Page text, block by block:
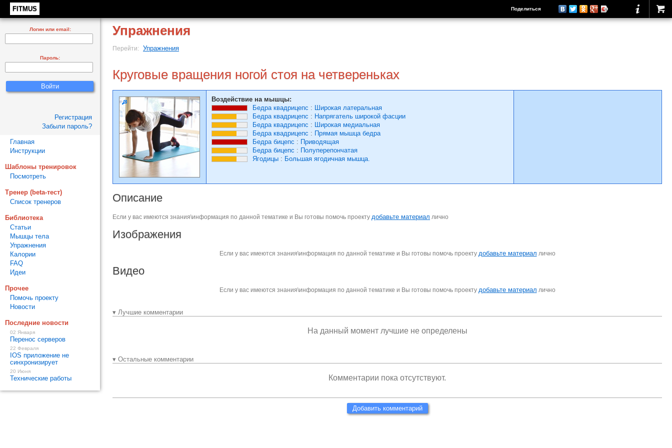
FITMUS Поделиться
Упражнения
Перейти: Упражнения
Круговые вращения ногой стоя на четвереньках
Воздействие на мышцы:
Бедра квадрицепс : Широкая латеральная
Бедра квадрицепс : Напрягатель широкой фасции
Бедра квадрицепс : Широкая медиальная
Бедра квадрицепс : Прямая мышца бедра
Бедра бицепс : Приводящая
Бедра бицепс : Полуперепончатая
Ягодицы : Большая ягодичная мышца.
Описание
Если у вас имеются знания\информация по данной тематике и Вы готовы помочь проекту добавьте материал лично
Изображения
Если у вас имеются знания\информация по данной тематике и Вы готовы помочь проекту добавьте материал лично
Видео
Если у вас имеются знания\информация по данной тематике и Вы готовы помочь проекту добавьте материал лично
▾ Лучшие комментарии
На данный момент лучшие не определены
▾ Остальные комментарии
Комментарии пока отсутствуют.
Добавить комментарий
Логин или email:
Пароль:
Регистрация
Забыли пароль?
Главная
Инструкции
Шаблоны тренировок
Посмотреть
Тренер (beta-тест)
Список тренеров
Библиотека
Статьи
Мышцы тела
Упражнения
Калории
FAQ
Идеи
Прочее
Помочь проекту
Новости
Последние новости
02 Января
Перенос серверов
22 Февраля
IOS приложение не
синхронизирует
20 Июня
Технические работы